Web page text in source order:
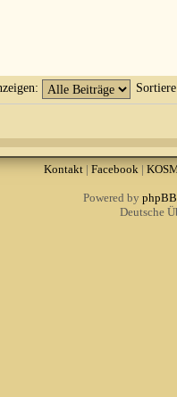
Kontakt| Facebook |
Powered by phpBB
Deutsche